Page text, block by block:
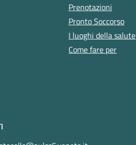
Prenotazioni
Pronto Soccorso
I luoghi della salute
Come fare per